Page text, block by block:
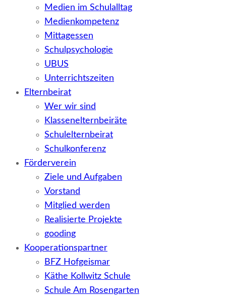
Medien im Schulalltag
Medienkompetenz
Mittagessen
Schulpsychologie
UBUS
Unterrichtszeiten
Elternbeirat
Wer wir sind
Klassenelternbeiräte
Schulelternbeirat
Schulkonferenz
Förderverein
Ziele und Aufgaben
Vorstand
Mitglied werden
Realisierte Projekte
gooding
Kooperationspartner
BFZ Hofgeismar
Käthe Kollwitz Schule
Schule Am Rosengarten